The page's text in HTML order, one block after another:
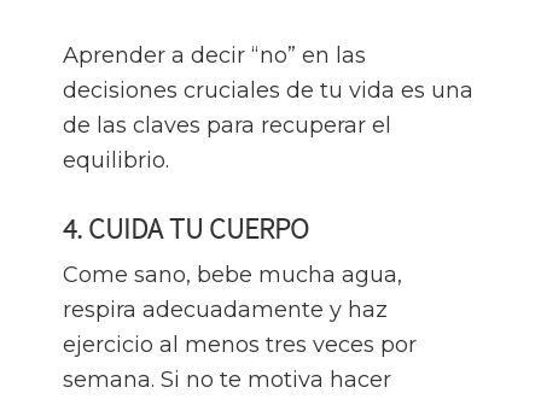
Aprender a decir “no” en las
decisiones cruciales de tu vida es una
de las claves para recuperar el
equilibrio.
4. CUIDA TU CUERPO
Come sano, bebe mucha agua,
respira adecuadamente y haz
ejercicio al menos tres veces por
semana. Si no te motiva hacer